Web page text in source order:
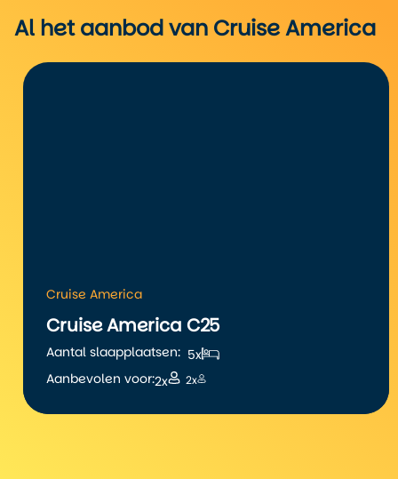
Al het aanbod van Cruise America
Cruise America
Cruise America C25
Aantal slaapplaatsen: 5x
Aanbevolen voor:2x 2x